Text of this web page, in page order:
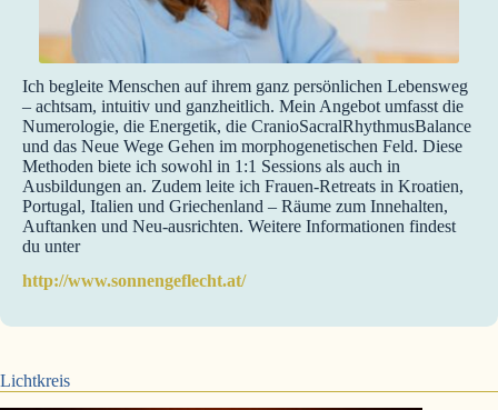
Ich begleite Menschen auf ihrem ganz persönlichen Lebensweg
– achtsam, intuitiv und ganzheitlich. Mein Angebot umfasst die
Numerologie, die Energetik, die CranioSacralRhythmusBalance
und das Neue Wege Gehen im morphogenetischen Feld. Diese
Methoden biete ich sowohl in 1:1 Sessions als auch in
Ausbildungen an. Zudem leite ich Frauen-Retreats in Kroatien,
Portugal, Italien und Griechenland – Räume zum Innehalten,
Auftanken und Neu-ausrichten. Weitere Informationen findest
du unter
http://www.sonnengeflecht.at/
Lichtkreis